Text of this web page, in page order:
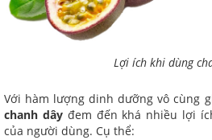
Lợi ích khi dùng
Với hàm lượng dinh dưỡng vô cùng
chanh dâyđem đến khá nhiều lợi
của người dùng. Cụ thể: